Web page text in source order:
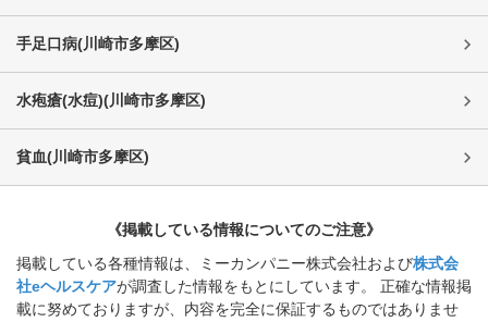
手足口病(川崎市多摩区)
水疱瘡(水痘)(川崎市多摩区)
貧血(川崎市多摩区)
《掲載している情報についてのご注意》
掲載している各種情報は、ミーカンパニー株式会社および株式会
社eヘルスケアが調査した情報をもとにしています。 正確な情報掲
載に努めておりますが、内容を完全に保証するものではありませ